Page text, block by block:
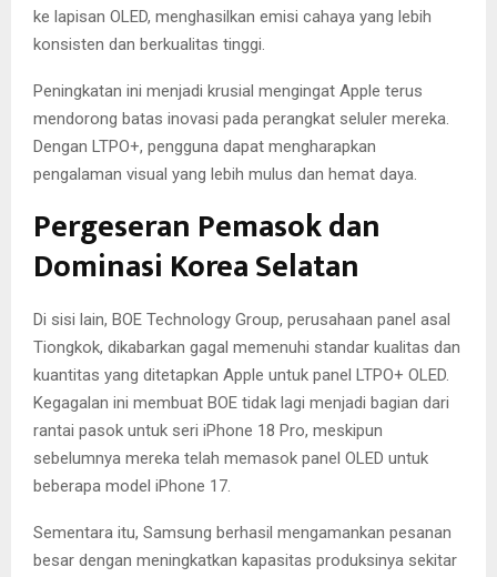
ke lapisan OLED, menghasilkan emisi cahaya yang lebih
konsisten dan berkualitas tinggi.
Peningkatan ini menjadi krusial mengingat Apple terus
mendorong batas inovasi pada perangkat seluler mereka.
Dengan LTPO+, pengguna dapat mengharapkan
pengalaman visual yang lebih mulus dan hemat daya.
Pergeseran Pemasok dan
Dominasi Korea Selatan
Di sisi lain, BOE Technology Group, perusahaan panel asal
Tiongkok, dikabarkan gagal memenuhi standar kualitas dan
kuantitas yang ditetapkan Apple untuk panel LTPO+ OLED.
Kegagalan ini membuat BOE tidak lagi menjadi bagian dari
rantai pasok untuk seri iPhone 18 Pro, meskipun
sebelumnya mereka telah memasok panel OLED untuk
beberapa model iPhone 17.
Sementara itu, Samsung berhasil mengamankan pesanan
besar dengan meningkatkan kapasitas produksinya sekitar